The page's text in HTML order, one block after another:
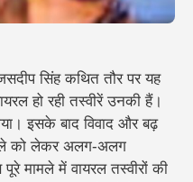
सिंह कथित तौर पर यह
हो रही तस्वीरें उनकी हैं।
इसके बाद विवाद और बढ़
को लेकर अलग-अलग
पूरे मामले में वायरल तस्वीरों की